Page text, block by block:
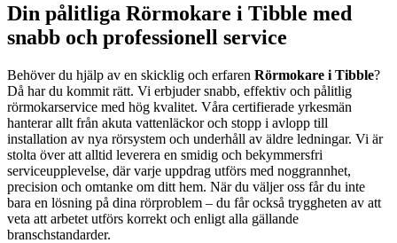
Din pålitliga Rörmokare i Tibble med
snabb och professionell service
Behöver du hjälp av en skicklig och erfaren Rörmokare i Tibble?
Då har du kommit rätt. Vi erbjuder snabb, effektiv och pålitlig
rörmokarservice med hög kvalitet. Våra certifierade yrkesmän
hanterar allt från akuta vattenläckor och stopp i avlopp till
installation av nya rörsystem och underhåll av äldre ledningar. Vi är
stolta över att alltid leverera en smidig och bekymmersfri
serviceupplevelse, där varje uppdrag utförs med noggrannhet,
precision och omtanke om ditt hem. När du väljer oss får du inte
bara en lösning på dina rörproblem – du får också tryggheten av att
veta att arbetet utförs korrekt och enligt alla gällande
branschstandarder.